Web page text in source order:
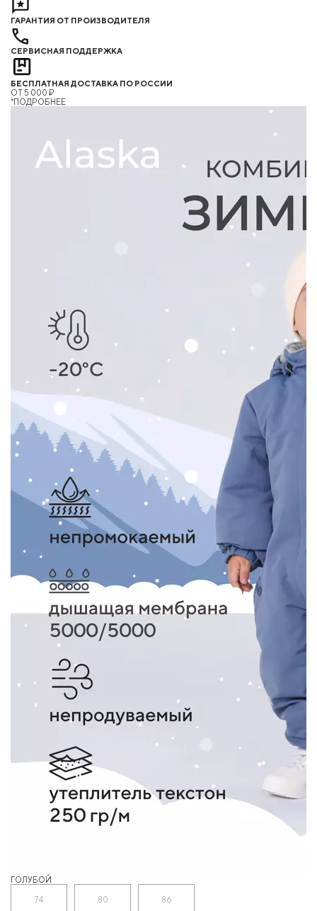
ГАРАНТИЯ ОТ ПРОИЗВОДИТЕЛЯ
СЕРВИСНАЯ ПОДДЕРЖКА
БЕСПЛАТНАЯ ДОСТАВКА ПО РОССИИ
ОТ 5 000 ₽
*ПОДРОБНЕЕ
ГОЛУБОЙ
74 80 86